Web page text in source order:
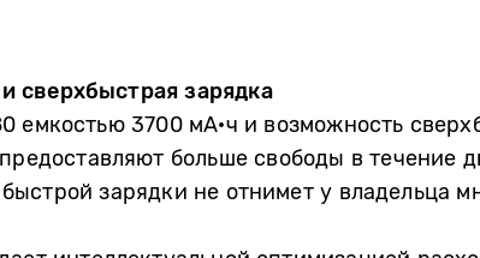
сверхбыстрая зарядка
емкостью 3700 мА·ч и возможность
больше свободы в течение
зарядки не отнимет у владельца